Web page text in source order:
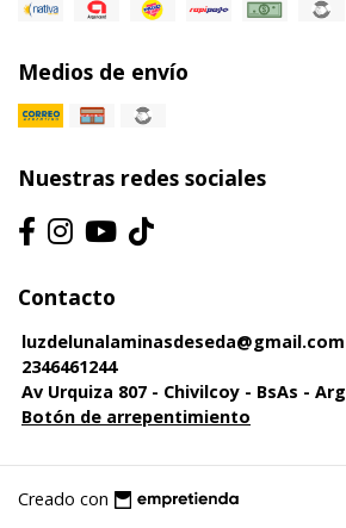
Medios de envío
Nuestras redes sociales
Contacto
luzdelunalaminasdeseda@gmail.com
2346461244
Av Urquiza 807 - Chivilcoy - BsAs -
Botón de arrepentimiento
Creado con